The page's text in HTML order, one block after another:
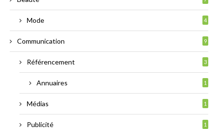
Mode 4
Communication 9
Référencement 3
Annuaires 1
Médias 1
Publicité 1